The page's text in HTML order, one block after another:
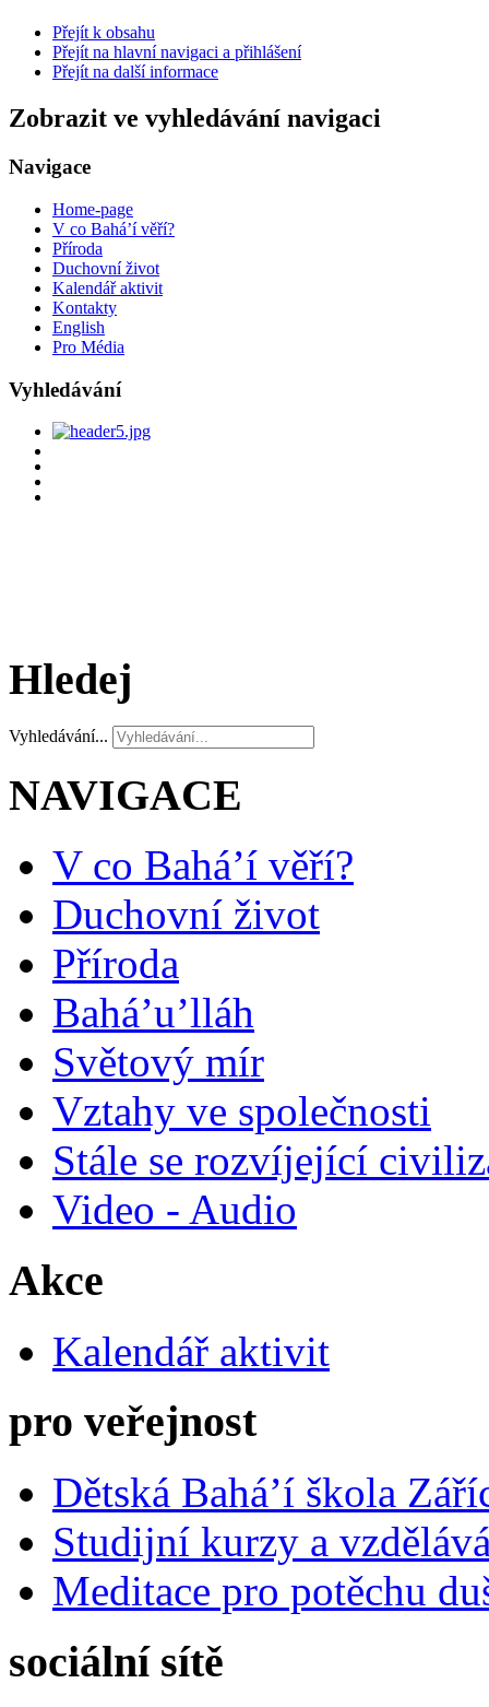
Přejít k obsahu
Přejít na hlavní navigaci a přihlášení
Přejít na další informace
Zobrazit ve vyhledávání navigaci
Navigace
Home-page
V co Bahá’í věří?
Příroda
Duchovní život
Kalendář aktivit
Kontakty
English
Pro Média
Vyhledávání
Hledej
Vyhledávání...
NAVIGACE
V co Bahá’í věří?
Duchovní život
Příroda
Bahá’u’lláh
Světový mír
Vztahy ve společnosti
Stále se rozvíjející
Video - Audio
Akce
Kalendář aktivit
pro veřejnost
Dětská Bahá’í škola
Studijní kurzy a
Meditace pro potěchu
sociální sítě